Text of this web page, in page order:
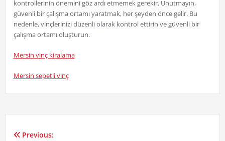
kontrollerinin önemini göz ardı etmemek gerekir. Unutmayın,
güvenli bir çalışma ortamı yaratmak, her şeyden önce gelir. Bu
nedenle, vinçlerinizi düzenli olarak kontrol ettirin ve güvenli bir
çalışma ortamı oluşturun.
Mersin vinç kiralama
Mersin sepetli vinç
Previous: